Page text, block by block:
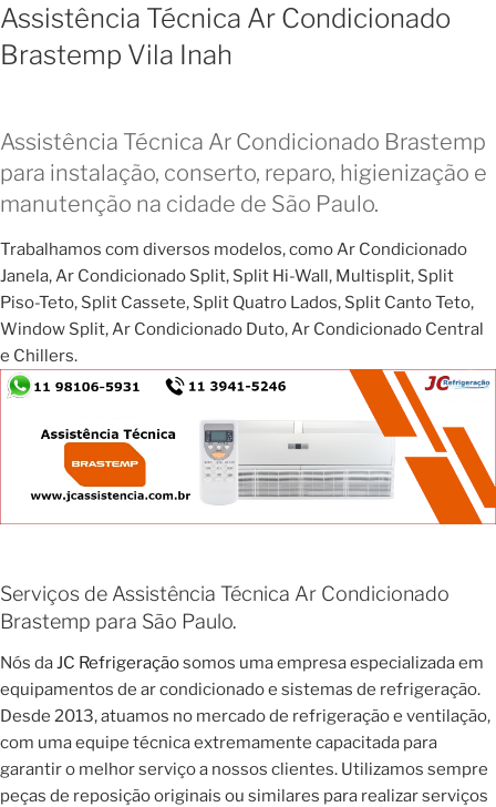
Assistência Técnica Ar Condicionado
Brastemp Vila Inah
Assistência Técnica Ar Condicionado Brastemp
para instalação, conserto, reparo, higienização e
manutenção na cidade de São Paulo.
Trabalhamos com diversos modelos, como Ar Condicionado
Janela, Ar Condicionado Split, Split Hi-Wall, Multisplit, Split
Piso-Teto, Split Cassete, Split Quatro Lados, Split Canto Teto,
Window Split, Ar Condicionado Duto, Ar Condicionado Central
e Chillers.
Serviços de Assistência Técnica Ar Condicionado
Brastemp para São Paulo.
Nós daJC Refrigeraçãosomos uma empresa especializada em
equipamentos de ar condicionado e sistemas de refrigeração.
Desde 2013, atuamos no mercado de refrigeração e ventilação,
com uma equipe técnica extremamente capacitada para
garantir o melhor serviço a nossos clientes. Utilizamos sempre
peças de reposição originais ou similares para realizar serviços